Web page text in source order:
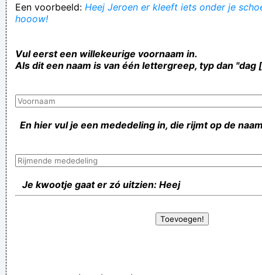
Een voorbeeld: Heej Jeroen er kleeft iets onder je
hooow!
Vul eerst een willekeurige voornaam in.
Als dit een naam is van één lettergreep, typ dan "dag
En hier vul je een mededeling in, die rijmt op de
Je kwootje gaat er zó uitzien: Heej